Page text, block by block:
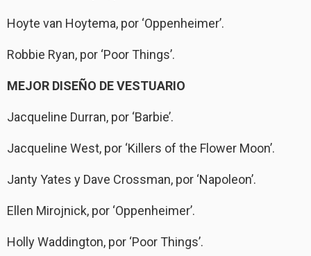
Hoyte van Hoytema, por ‘Oppenheimer’.
Robbie Ryan, por ‘Poor Things’.
MEJOR DISEÑO DE VESTUARIO
Jacqueline Durran, por ‘Barbie’.
Jacqueline West, por ‘Killers of the Flower Moon’.
Janty Yates y Dave Crossman, por ‘Napoleon’.
Ellen Mirojnick, por ‘Oppenheimer’.
Holly Waddington, por ‘Poor Things’.